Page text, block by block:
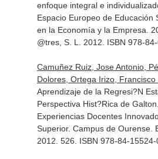
enfoque integral e
Espacio Europeo de Educación
en la Economía y la Empresa .
@tres, S. L. 2012. ISBN 978-
Camuñez Ruiz, Jose Antonio,
Dolores, Ortega Irizo, Francisco
Aprendizaje de la Regresi?N
Perspectiva Hist?Rica de
Experiencias Docentes
Superior. Campus de Ourense.
2012. 526. ISBN 978-84-15524-